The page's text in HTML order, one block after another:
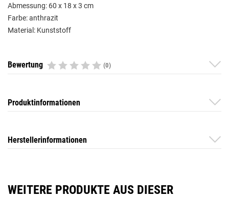
Abmessung: 60 x 18 x 3 cm
Farbe: anthrazit
Material: Kunststoff
Bewertung (0)
Produktinformationen
Herstellerinformationen
WEITERE PRODUKTE AUS DIESER